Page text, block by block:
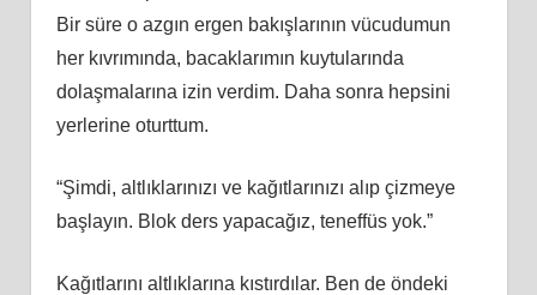
Bir süre o azgın ergen bakışlarının vücudumun
her kıvrımında, bacaklarımın kuytularında
dolaşmalarına izin verdim. Daha sonra hepsini
yerlerine oturttum.
“Şimdi, altlıklarınızı ve kağıtlarınızı alıp çizmeye
başlayın. Blok ders yapacağız, teneffüs yok.”
Kağıtlarını altlıklarına kıstırdılar. Ben de öndeki